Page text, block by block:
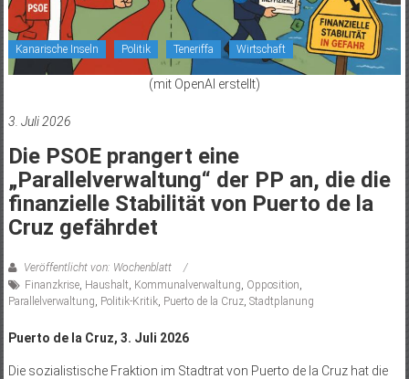
Kanarische Inseln Politik Teneriffa Wirtschaft
(mit OpenAI erstellt)
3. Juli 2026
Die PSOE prangert eine
„Parallelverwaltung“ der PP an, die die
finanzielle Stabilität von Puerto de la
Cruz gefährdet
Veröffentlicht von: Wochenblatt
Finanzkrise, Haushalt Kommunalverwaltung Opposition
Parallelverwaltung Politik-Kritik, Puerto de la Cruz, Stadtplanung
Puerto de la Cruz, 3. Juli 2026
Die sozialistische Fraktion im Stadtrat von Puerto de la Cruz hat die